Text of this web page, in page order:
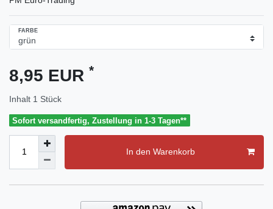
FARBE
8,95 EUR *
Inhalt 1 Stück
Sofort versandfertig, Zustellung in 1-3 Tagen**
In den Warenkorb